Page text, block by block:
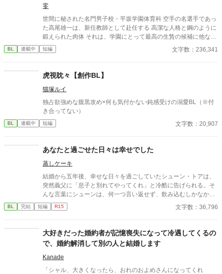
零
世間に秘された名門男子校・平坂学園体育科 空手の名選手であっ
た高尾雄一は、新任教師として赴任する 高潔な人格と鋼のように
鍛えられた肉体 それは、学園にとって最高の生贄の候補に他なら
なかった 至高の筋肉を持つ、精神を削られ意志をなくした青年を
太古の神に捧げるため、“水”、“風”、“土”の信奉者達が暗躍する 意
校で繰り広げられるダークファンタジー
BL 連載中 短編 文字数：236,341
虎視眈々【創作BL】
猫塚ルイ
独占欲強めな腹黒攻め×何も気付かない鈍感受けの溺愛BL（※付
き合ってない）
BL 連載中 短編 文字数：20,907
あなたと過ごせた日々は幸せでした
蒸しケーキ
結婚から五年後、幸せな日々を過ごしていたシューン・トアは、
突然義父に「息子と別れてやってくれ」と冷酷に告げられる。そ
んな言葉にシューンは、何一つ言い返せず、飲み込むしかなかっ
た。そして、夫であるアインス・キールに離婚を切り出すが、ア
インスがそう簡単にシューンを手離す訳もなく......。
BL 完結 短編 R15 文字数：36,796
大好きだった婚約者が記憶喪失になって冷遇してくるの
で、婚約解消して別の人と結婚します
Kanade
「シャル、大きくなったら、おれのおよめさんになってくれ